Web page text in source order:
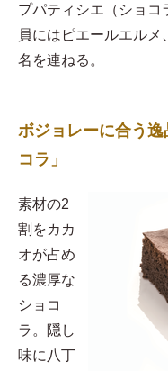
プパティシエ（ショコ
員にはピエールエル
名を連ねる。
ボジョレーに合う
コラ」
素材の2
割をカカ
オが占め
る濃厚な
ショコ
ラ。隠し
味に八丁